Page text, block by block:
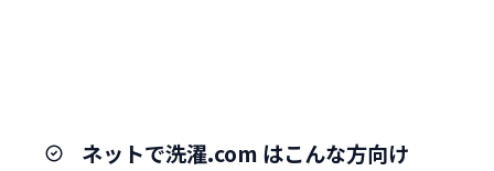
ネットで洗濯.com はこんな方向け